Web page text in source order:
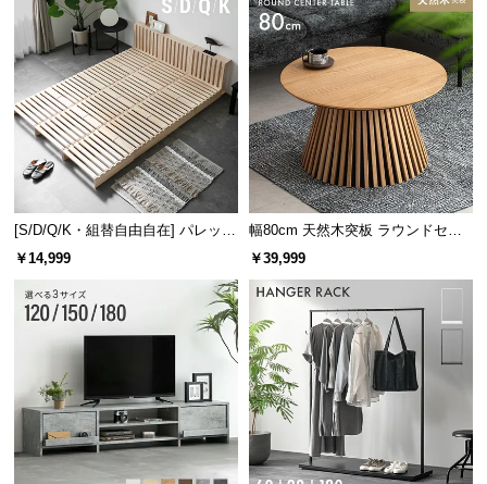
[S/D/Q/K・組替自由自在] パレット
ベッド 8/12/16枚セット
￥14,999
幅80cm 天然木突板 ラウンドセン
ターテーブル 美しい格子デザイン
￥39,999